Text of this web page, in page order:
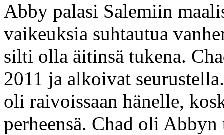
Abby palasi Salemiin
vaikeuksia suhtautua
silti olla äitinsä tukena.
2011 ja alkoivat
oli raivoissaan hänelle,
perheensä. Chad oli Abbyn